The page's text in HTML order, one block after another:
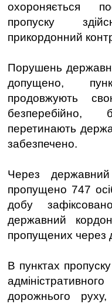
охороняється
пропуску
прикордонний
Порушень
допущено,
продовжують
перетинають
забезпечено.
Через
пропущено 747
добу
державний
пропущених через
В пунктах
дорожнього